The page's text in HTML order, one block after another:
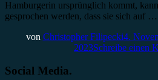
Hamburgerin ursprünglich kommt,
gesprochen werden, dass sie sich auf …
von Christopher Filipecki4.
2023Schreibe einen
Social Media.